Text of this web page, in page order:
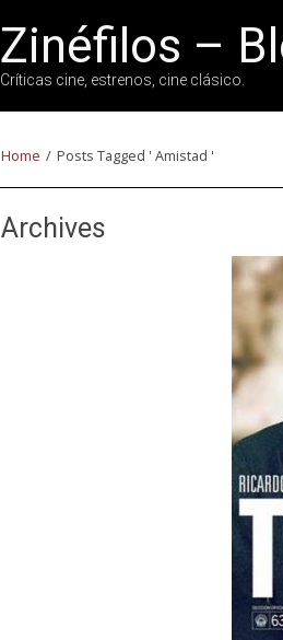
Zinéfilos –
Críticas cine, estrenos, cine clásico.
Home / Posts Tagged ' Amistad '
Archives